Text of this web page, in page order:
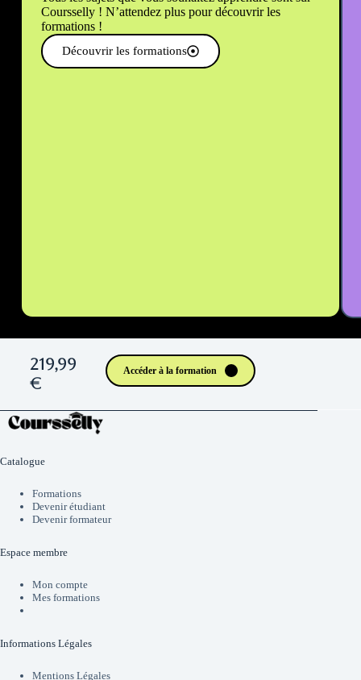
Coursselly ! N’attendez plus pour découvrir les
formations !
Découvrir les formations
219,99
€
Accéder à la formation
Catalogue
Formations
Devenir étudiant
Devenir formateur
Espace membre
Mon compte
Mes formations
Informations Légales
Mentions Légales